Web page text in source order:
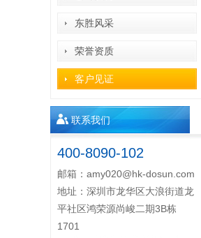
东胜风采
荣誉资质
客户见证
联系我们
400-8090-102
邮箱： amy020@hk-dosun.com
地址：深圳市龙华区大浪街道龙
平社区鸿荣源尚峻二期3B栋
1701